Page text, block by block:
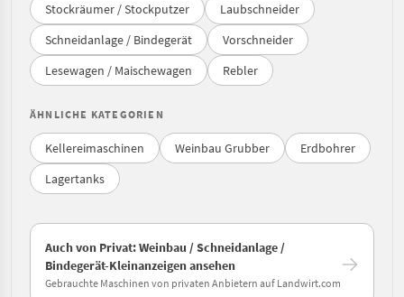
Stockräumer / Stockputzer
Laubschneider
Schneidanlage / Bindegerät
Vorschneider
Lesewagen / Maischewagen
Rebler
ÄHNLICHE KATEGORIEN
Kellereimaschinen Weinbau Grubber
Erdbohrer
Lagertanks
Auch von Privat: Weinbau / Schneidanlage /
Bindegerät-Kleinanzeigen ansehen
Gebrauchte Maschinen von privaten Anbietern auf Landwirt.com